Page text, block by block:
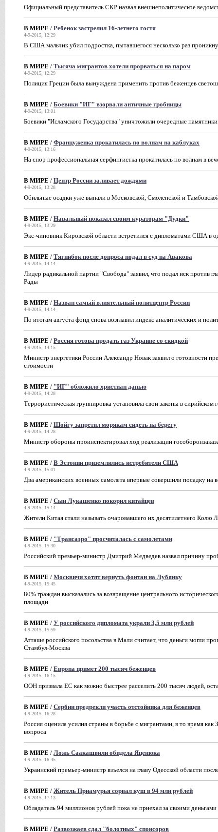
Официальный представитель СКР назвал внешнеполитическое
В МИРЕ / Ребенок застрелил 16-летнего гостя
4-9-2015, 12:29
В США мальчик убил подростка, пытавшегося несколько раз
В МИРЕ / Тысяча мигрантов хотели прорваться на паром
4-9-2015, 12:29
Полиция Греции была вынуждена применить против беженцев
В МИРЕ / Боевики "ИГ" взорвали античные гробницы
4-9-2015, 13:01
Боевики "Исламского Государства" уничтожили очередные
В МИРЕ / Француженка прокатилась по волнам на каблуках
4-9-2015, 13:16
На спор профессиональная серфингистка прокатилась по волнам в
В МИРЕ / Центр России заливает дождями
4-9-2015, 13:28
Обильные осадки уже выпали в Московской, Смоленской и
В МИРЕ / Навальный показал своим кураторам "Дудки"
4-9-2015, 13:29
Экс-чиновник Кировской области встретился с дипломатами США в
В МИРЕ / Тягнибок после допроса подал в суд на Авакова
4-9-2015, 14:14
Лидер радикальной партии "Свобода" заявил, что подал иск против
Рады
В МИРЕ / Назван самый влиятельный политцентр России
4-9-2015, 14:14
По итогам августа фонд снова возглавил индекс аналитических и
В МИРЕ / Россия готова продать газ Украине со скидкой
4-9-2015, 14:15
Министр энергетики России Александр Новак заявил о готовности
стоимости
В МИРЕ / "ИГ" обложило христиан данью
4-9-2015, 14:28
Террористическая группировка установила свои законы в сирийском
В МИРЕ / Шойгу запретил морякам сидеть на берегу
4-9-2015, 14:28
Министр обороны проинспектировал ход реализации
В МИРЕ / В Эстонии приземлились истребители США
4-9-2015, 15:01
Два американских военных самолета впервые совершили посадку на
В МИРЕ / Сын Лукашенко покорил китайцев
4-9-2015, 15:14
Жители Китая стали называть очаровавшего их десятилетнего Колю
В МИРЕ / "Трансаэро" просчиталась с самолетами
4-9-2015, 15:30
Российский премьер-министр Дмитрий Медведев назвал причину
В МИРЕ / Москвичи хотят вернуть фонтан на Лубянку
4-9-2015, 15:45
80% граждан высказались за возвращение центрального
площади
В МИРЕ / У российского дипломата украли 3,5 млн рублей
4-9-2015, 15:59
Атташе российского посольства в Мали считает, что деньги могли
Стамбул-Москва
В МИРЕ / Европа примет 200 тысяч беженцев
4-9-2015, 16:15
ООН призвала ЕС как можно быстрее расселить 200 тысяч людей,
В МИРЕ / Сербии предрекли участь отстойника для беженцев
4-9-2015, 16:28
Россия оценила усилия страны в борьбе с мигрантами, в то время как
вопроса
В МИРЕ / Ложь Саакашвили обидела Яценюка
4-9-2015, 16:45
Украинский премьер-министр взъелся на главу Одесской области
В МИРЕ / Житель Приамурья сорвал куш в 94 млн рублей
4-9-2015, 17:13
Обладатель 94 миллионов рублей пока не приехал за своими деньгами
В МИРЕ / Развозжаев сдал "болотных" спонсоров